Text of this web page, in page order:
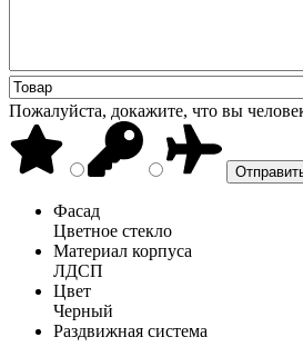
Пожалуйста, докажите, что вы
Фасад
Цветное стекло
Материал корпуса
ЛДСП
Цвет
Черный
Раздвижная система